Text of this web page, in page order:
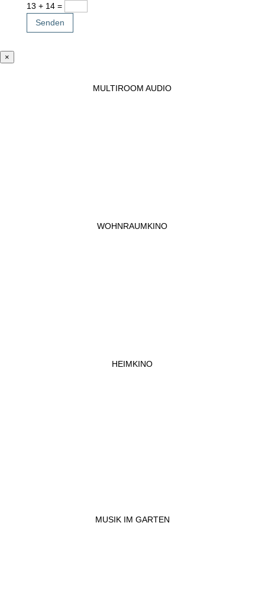
13 + 14=
Senden
×
MULTIROOM AUDIO
WOHNRAUMKINO
HEIMKINO
MUSIK IM GARTEN